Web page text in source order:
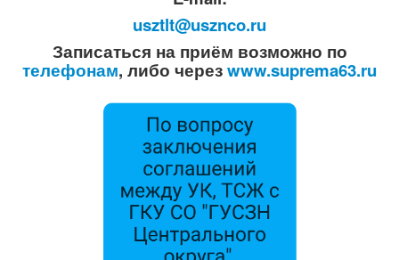
usztlt@usznco.ru
Записаться на приём возможно по
телефонам, либо черезwww.suprema63.ru